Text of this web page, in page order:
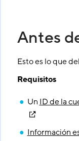
Antes
Esto es lo que
Requisitos
Un ID de la
Información